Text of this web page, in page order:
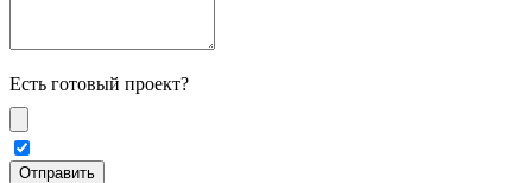
Есть готовый проект?